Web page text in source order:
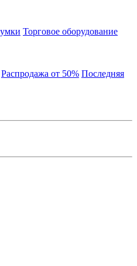
Торговое оборудование
Распродажа от 50% Последняя